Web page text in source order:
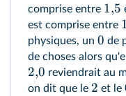
comprise entre 1,5
est comprise entre
physiques, un 0 de
de choses alors
2,0 reviendrait au
on dit que le 2 et le